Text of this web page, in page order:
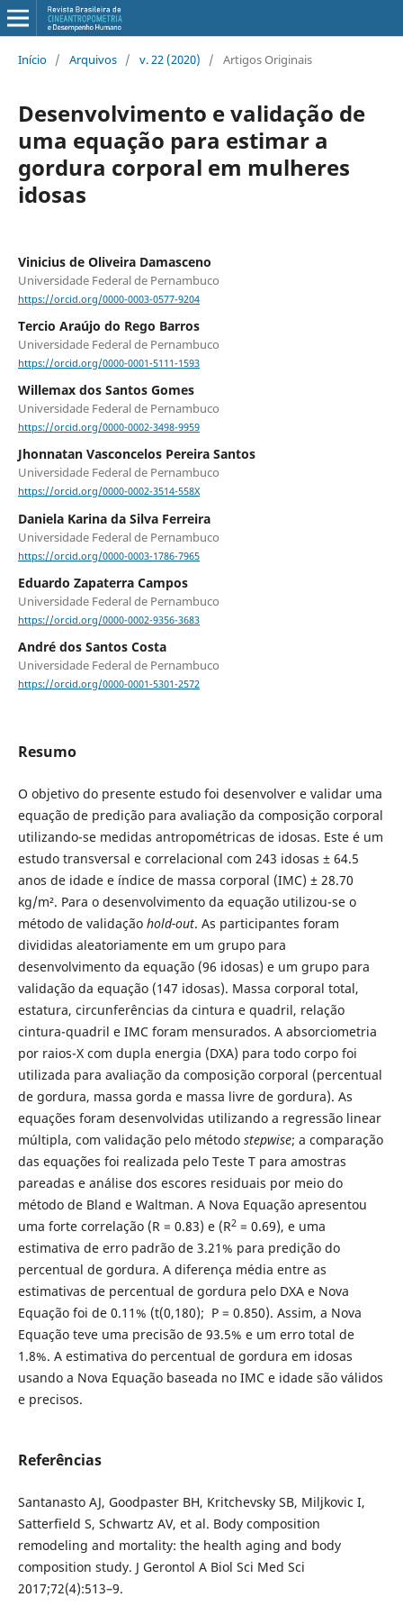
Início / Arquivos / v. 22 (2020) / Artigos Originais
Desenvolvimento e validação de
uma equação para estimar a
gordura corporal em mulheres
idosas
Vinicius de Oliveira Damasceno
Universidade Federal de Pernambuco
https://orcid.org/0000-0003-0577-9204
Tercio Araújo do Rego Barros
Universidade Federal de Pernambuco
https://orcid.org/0000-0001-5111-1593
Willemax dos Santos Gomes
Universidade Federal de Pernambuco
https://orcid.org/0000-0002-3498-9959
Jhonnatan Vasconcelos Pereira Santos
Universidade Federal de Pernambuco
https://orcid.org/0000-0002-3514-558X
Daniela Karina da Silva Ferreira
Universidade Federal de Pernambuco
https://orcid.org/0000-0003-1786-7965
Eduardo Zapaterra Campos
Universidade Federal de Pernambuco
https://orcid.org/0000-0002-9356-3683
André dos Santos Costa
Universidade Federal de Pernambuco
https://orcid.org/0000-0001-5301-2572
Resumo
O objetivo do presente estudo foi desenvolver e validar uma
equação de predição para avaliação da composição corporal
utilizando-se medidas antropométricas de idosas. Este é um
estudo transversal e correlacional com 243 idosas ± 64.5
anos de idade e índice de massa corporal (IMC) ± 28.70
kg/m². Para o desenvolvimento da equação utilizou-se o
método de validação hold-out. As participantes foram
divididas aleatoriamente em um grupo para
desenvolvimento da equação (96 idosas) e um grupo para
validação da equação (147 idosas). Massa corporal total,
estatura, circunferências da cintura e quadril, relação
cintura-quadril e IMC foram mensurados. A absorciometria
por raios-X com dupla energia (DXA) para todo corpo foi
utilizada para avaliação da composição corporal (percentual
de gordura, massa gorda e massa livre de gordura). As
equações foram desenvolvidas utilizando a regressão linear
múltipla, com validação pelo método stepwise; a comparação
das equações foi realizada pelo Teste T para amostras
pareadas e análise dos escores residuais por meio do
método de Bland e Waltman. A Nova Equação apresentou
uma forte correlação (R = 0.83) e (R2= 0.69), e uma
estimativa de erro padrão de 3.21% para predição do
percentual de gordura. A diferença média entre as
estimativas de percentual de gordura pelo DXA e Nova
Equação foi de 0.11% (t(0,180); P = 0.850). Assim, a Nova
Equação teve uma precisão de 93.5% e um erro total de
1.8%. A estimativa do percentual de gordura em idosas
usando a Nova Equação baseada no IMC e idade são válidos
e precisos.
Referências
Santanasto AJ, Goodpaster BH, Kritchevsky SB, Miljkovic I,
Satterfield S, Schwartz AV, et al. Body composition
remodeling and mortality: the health aging and body
composition study. J Gerontol A Biol Sci Med Sci
2017;72(4):513–9.